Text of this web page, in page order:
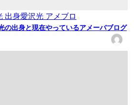
出身愛沢光 アメブロ
の出身と現在やっているアメーバブログ